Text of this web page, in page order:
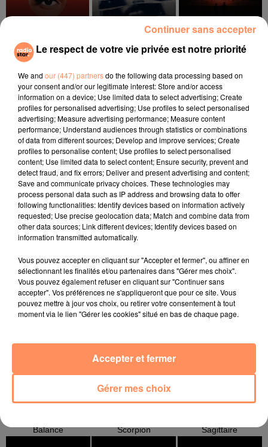
THE WEEKND
In Your Eyes
SEBASTIEN TELLIER,
THE SECOND VOICE
Let Me Be
l'horoscope
Bélier Taureau Gémeaux
Balance Scorpion Sagittaire
Le respect de votre vie privée est notre priorité
We and our (447) partnersdo the following data processing based on
your consent and/or our legitimate interest: Store and/or access
information on a device; Use limited data to select advertising; Create
profiles for personalised advertising; Use profiles to select personalised
advertising; Measure advertising performance; Measure content
performance; Understand audiences through statistics or combinations
of data from different sources; Develop and improve services; Create
profiles to personalise content; Use profiles to select personalised
content; Use limited data to select content; Ensure security, prevent and
detect fraud, and fix errors; Deliver and present advertising and content;
Save and communicate privacy choices. These technologies may
process personal data such as IP address and browsing data to offer
following functionalities: Identify devices based on information actively
requested; Use precise geolocation data; Match and combine data from
other data sources; Link different devices; Identify devices based on
information transmitted automatically.
Vous pouvez accepter en cliquant sur "Accepter et fermer", ou affiner en
sélectionnant les finalités et/ou partenaires dans "Gérer mes choix".
Vous pouvez également refuser en cliquant sur "Continuer sans
accepter". Vos préférences ne s'appliqueront que pour ce site. Vous
pouvez mettre à jour vos choix, ou retirer votre consentement à tout
moment via le lien "Gérer les cookies" situé en bas de chaque page.
Gérer mes choix
Accepter et fermer
Continuer sans accepter